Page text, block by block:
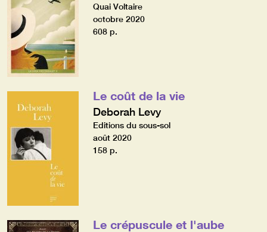
Quai Voltaire
octobre 2020
608 p.
Le coût de la vie
Deborah Levy
Editions du sous-sol
août 2020
158 p.
Le crépuscule et l'aube